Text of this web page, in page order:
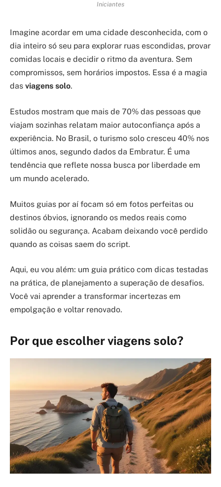
Iniciantes
Imagine acordar em uma cidade desconhecida, com o
dia inteiro só seu para explorar ruas escondidas, provar
comidas locais e decidir o ritmo da aventura. Sem
compromissos, sem horários impostos. Essa é a magia
das viagens solo.
Estudos mostram que mais de 70% das pessoas que
viajam sozinhas relatam maior autoconfiança após a
experiência. No Brasil, o turismo solo cresceu 40% nos
últimos anos, segundo dados da Embratur. É uma
tendência que reflete nossa busca por liberdade em
um mundo acelerado.
Muitos guias por aí focam só em fotos perfeitas ou
destinos óbvios, ignorando os medos reais como
solidão ou segurança. Acabam deixando você perdido
quando as coisas saem do script.
Aqui, eu vou além: um guia prático com dicas testadas
na prática, de planejamento a superação de desafios.
Você vai aprender a transformar incertezas em
empolgação e voltar renovado.
Por que escolher viagens solo?